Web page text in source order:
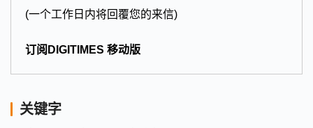
(一个工作日内将回覆您的来信)
订阅DIGITIMES 移动版
关键字